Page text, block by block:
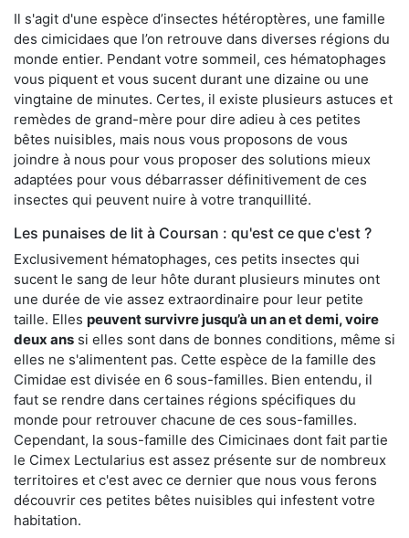
Il s'agit d'une espèce d’insectes hétéroptères, une famille
des cimicidaes que l’on retrouve dans diverses régions du
monde entier. Pendant votre sommeil, ces hématophages
vous piquent et vous sucent durant une dizaine ou une
vingtaine de minutes. Certes, il existe plusieurs astuces et
remèdes de grand-mère pour dire adieu à ces petites
bêtes nuisibles, mais nous vous proposons de vous
joindre à nous pour vous proposer des solutions mieux
adaptées pour vous débarrasser définitivement de ces
insectes qui peuvent nuire à votre tranquillité.
Les punaises de lit à Coursan : qu'est ce que c'est ?
Exclusivement hématophages, ces petits insectes qui
sucent le sang de leur hôte durant plusieurs minutes ont
une durée de vie assez extraordinaire pour leur petite
taille. Elles peuvent survivre jusqu’à un an et demi, voire
deux ans si elles sont dans de bonnes conditions, même si
elles ne s'alimentent pas. Cette espèce de la famille des
Cimidae est divisée en 6 sous-familles. Bien entendu, il
faut se rendre dans certaines régions spécifiques du
monde pour retrouver chacune de ces sous-familles.
Cependant, la sous-famille des Cimicinaes dont fait partie
le Cimex Lectularius est assez présente sur de nombreux
territoires et c'est avec ce dernier que nous vous ferons
découvrir ces petites bêtes nuisibles qui infestent votre
habitation.